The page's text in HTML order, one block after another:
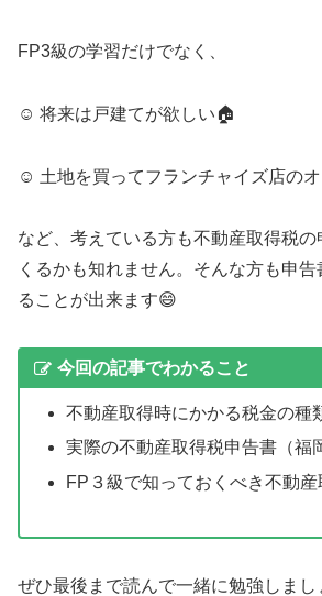
FP3級の学習だけでなく、
☺︎ 将来は戸建てが欲しい🏠
☺︎ 土地を買ってフランチャイズ店のオ
など、考えている方も不動産取得税
くるかも知れません。そんな方も申
ることが出来ます😄
今回の記事でわかること
不動産取得時にかかる税金の種
実際の不動産取得税申告書（福
FP３級で知っておくべき不動
ぜひ最後まで読んで一緒に勉強しまし